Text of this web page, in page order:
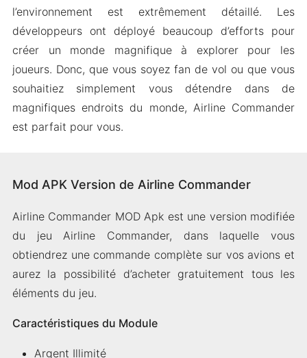
l’environnement est extrêmement détaillé. Les
développeurs ont déployé beaucoup d’efforts pour
créer un monde magnifique à explorer pour les
joueurs. Donc, que vous soyez fan de vol ou que vous
souhaitiez simplement vous détendre dans de
magnifiques endroits du monde, Airline Commander
est parfait pour vous.
Mod APK Version de Airline Commander
Airline Commander MOD Apk est une version modifiée
du jeu Airline Commander, dans laquelle vous
obtiendrez une commande complète sur vos avions et
aurez la possibilité d’acheter gratuitement tous les
éléments du jeu.
Caractéristiques du Module
Argent Illimité